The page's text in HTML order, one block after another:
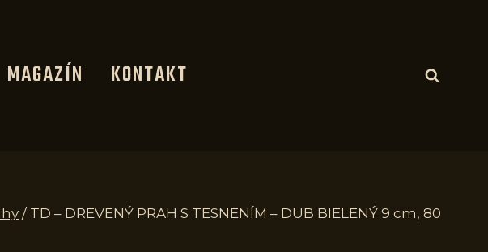
MAGAZÍN KONTAKT
/ TD – DREVENÝ PRAH S TESNENÍM – DUB BIELENÝ 9 cm, 80